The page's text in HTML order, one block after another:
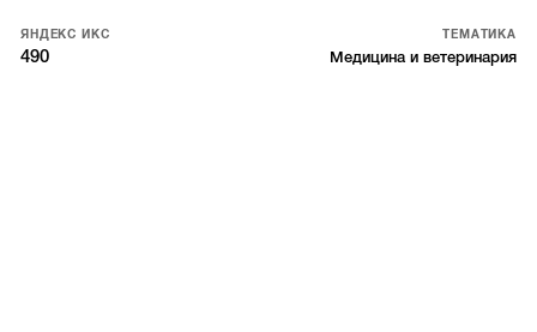
ЯНДЕКС ИКС
490
ТЕМАТИКА
Медицина и ветеринария